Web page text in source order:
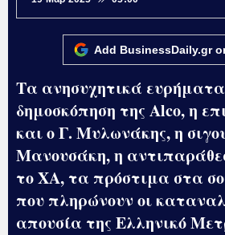
Add BusinessDaily.gr
Τα ανησυχητικά
δημοσκόπηση της Alco, η
και ο Γ. Μυλωνάκης, η
Μανουσάκη, η
το ΧΑ, τα πρόστιμα στα
που πληρώνουν οι
απουσία της Ελληνικό